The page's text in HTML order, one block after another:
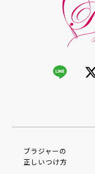
ブラジャーの
正しいつけ方